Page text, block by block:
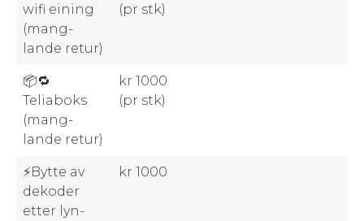
wifi ein­ing
(mang­
lande retur)
(pr stk)
📦🔁
Teliaboks
(mang­
lande retur)
kr 1000
(pr stk)
⚡Bytte av
dekoder
etter lyn­
kr 1000